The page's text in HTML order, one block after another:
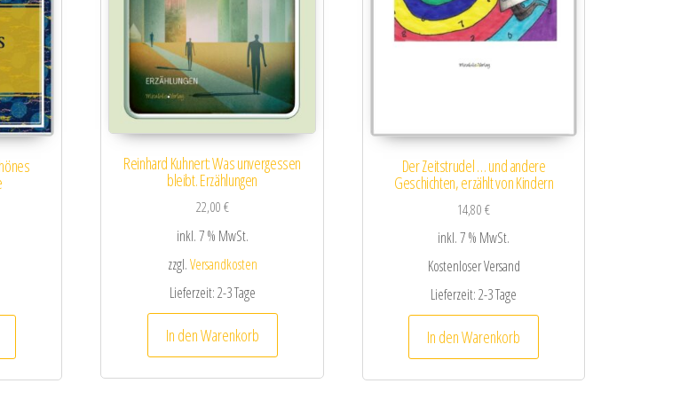
Reinhard Kuhnert: Was unvergessen
bleibt. Erzählungen
22,00€
inkl. 7 % MwSt.
zzgl.Versandkosten
Lieferzeit:2-3 Tage
In den Warenkorb
Der Zeitstrudel … und andere
Geschichten, erzählt von Kindern
14,80€
inkl. 7 % MwSt.
Kostenloser Versand
Lieferzeit:2-3 Tage
In den Warenkorb